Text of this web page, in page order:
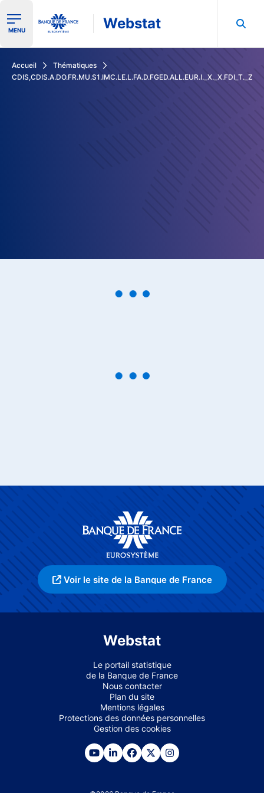
Ouvrir le menu de navigation
MENU Webstat
Accueil
Thématiques
CDIS,CDIS.A.DO.FR.MU.S1.IMC.LE.L.FA.D.FGED.ALL.EUR.I._X._X.FDI_T._Z
Voir le site de la Banque de France
Webstat
Le portail statistique
de la Banque de France
Nous contacter
Plan du site
Mentions légales
Protections des données personnelles
Gestion des cookies